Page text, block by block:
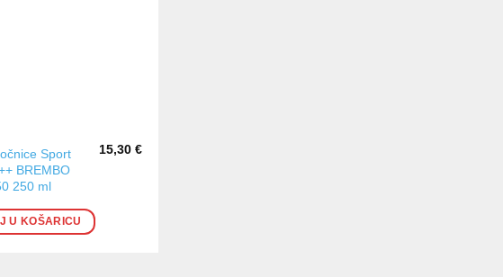
Sport
BREMBO
250 ml
15,30€
U KOŠARICU